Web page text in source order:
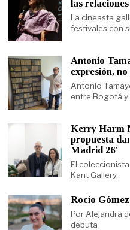
las
La cineasta
festivales con
Antonio
expresión,
Antonio
entre Bogotá y
Kerry Harm
propuesta
Madrid 26′
El
Kant Gallery,
Rocío
Por Alejandra
debuta